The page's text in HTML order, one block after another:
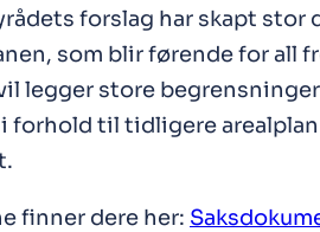
forslag har skapt
som blir førende for all
legger store
forhold til tidligere
finner dere her: